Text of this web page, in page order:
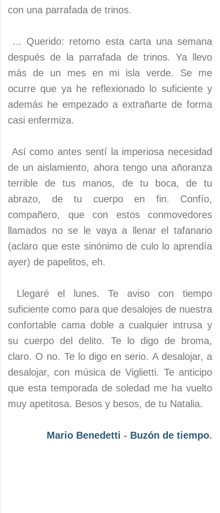
con una parrafada de trinos.
... Querido: retomo esta carta una semana
después de la parrafada de trinos. Ya llevo
más de un mes en mi isla verde. Se me
ocurre que ya he reflexionado lo suficiente y
además he empezado a extrañarte de forma
casi enfermiza.
Así como antes sentí la imperiosa necesidad
de un aislamiento, ahora tengo una añoranza
terrible de tus manos, de tu boca, de tu
abrazo, de tu cuerpo en fin. Confío,
compañero, que con estos conmovedores
llamados no se le vaya a llenar el tafanario
(aclaro que este sinónimo de culo lo aprendía
ayer) de papelitos, eh.
Llegaré el lunes. Te aviso con tiempo
suficiente como para que desalojes de nuestra
confortable cama doble a cualquier intrusa y
su cuerpo del delito. Te lo digo de broma,
claro. O no. Te lo digo en serio. A desalojar, a
desalojar, con música de Viglietti. Te anticipo
que esta temporada de soledad me ha vuelto
muy apetitosa. Besos y besos, de tu Natalia.
Mario Benedetti - Buzón de tiempo.